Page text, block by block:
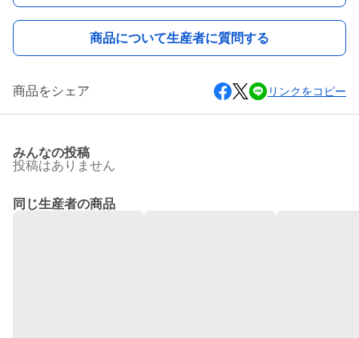
商品について生産者に質問する
商品をシェア リンクをコピー
みんなの投稿
投稿はありません
同じ生産者の商品